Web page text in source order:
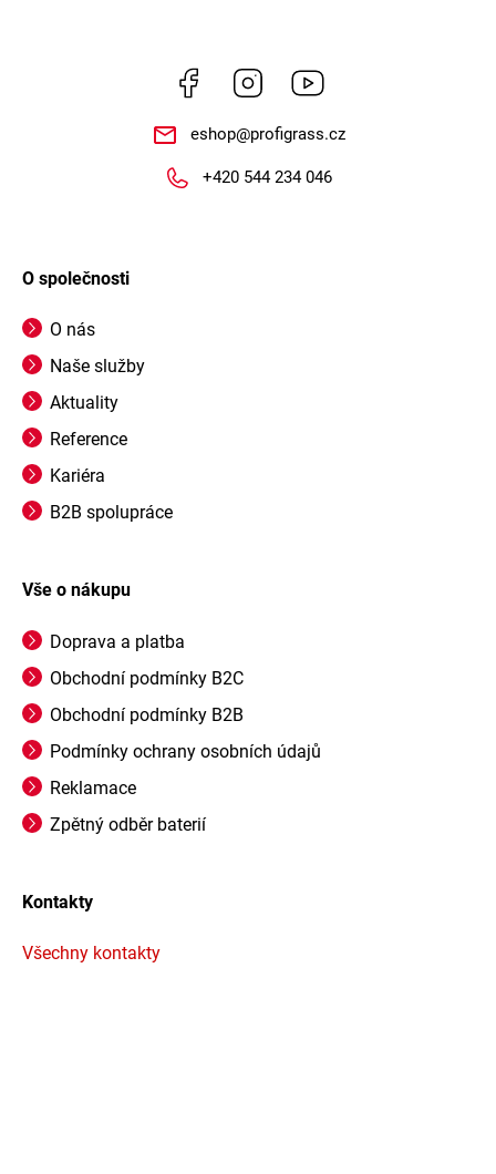
Facebook Instagram
eshop@profigrass.cz
+420 544 234 046
O společnosti
O nás
Naše služby
Aktuality
Reference
Kariéra
B2B spolupráce
Vše o nákupu
Doprava a platba
Obchodní podmínky B2C
Obchodní podmínky B2B
Podmínky ochrany osobních údajů
Reklamace
Zpětný odběr baterií
Kontakty
Všechny kontakty